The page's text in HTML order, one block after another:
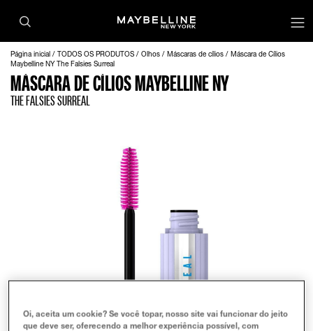
Página inicial TODOS OS PRODUTOS Olhos Máscaras de cílios
Máscara de Cílios
Maybelline NY The Falsies Surreal
MÁSCARA DE CÍLIOS MAYBELLINE NY
THE FALSIES SURREAL
Oi, aceita um cookie? Se você topar, nosso site vai funcionar do jeito
que deve ser, oferecendo a melhor experiência possível, com